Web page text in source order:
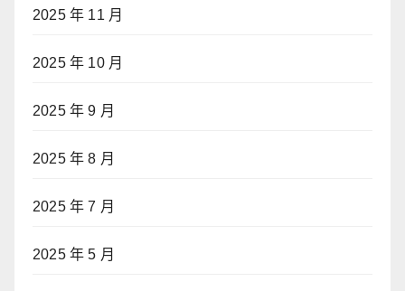
2025 年 11 月
2025 年 10 月
2025 年 9 月
2025 年 8 月
2025 年 7 月
2025 年 5 月